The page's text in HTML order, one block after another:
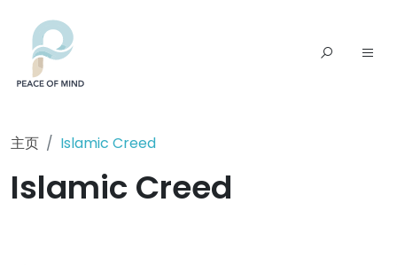
主页 Islamic Creed
Islamic Creed